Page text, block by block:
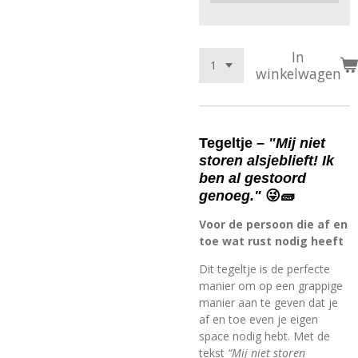
In
winkelwagen
Tegeltje – "Mij niet
storen alsjeblieft! Ik
ben al gestoord
genoeg." 😜🧱
Voor de persoon die af en
toe wat rust nodig heeft
Dit tegeltje is de perfecte
manier om op een grappige
manier aan te geven dat je
af en toe even je eigen
space nodig hebt. Met de
tekst “Mij niet storen